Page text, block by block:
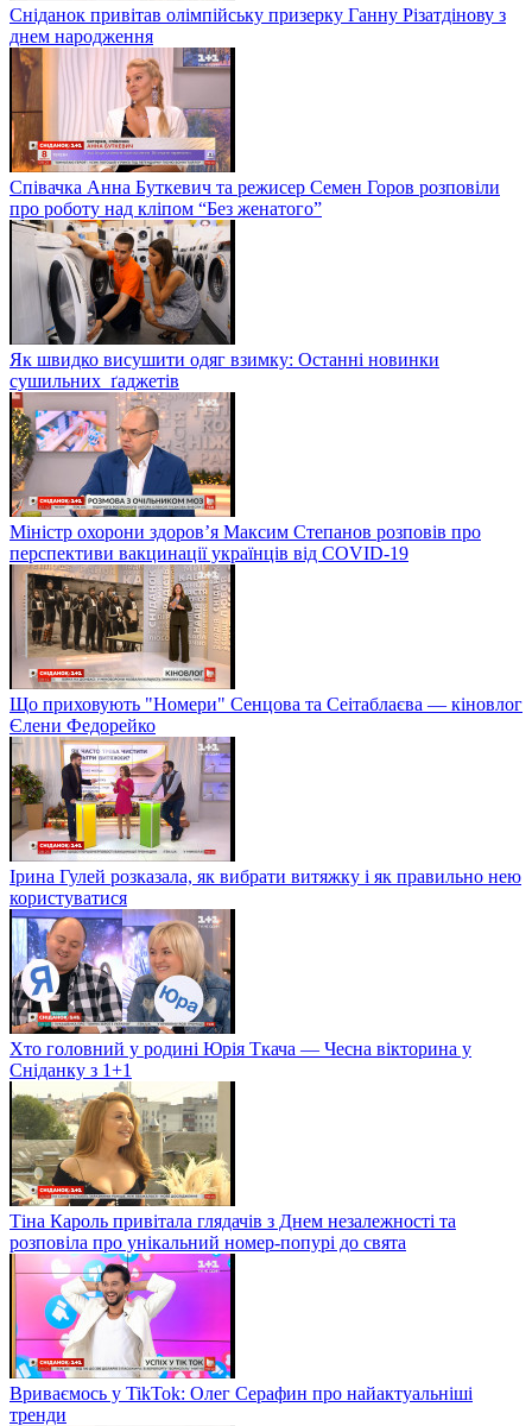
Сніданок привітав олімпійську призерку Ганну Різатдінову з
днем народження
Співачка Анна Буткевич та режисер Семен Горов розповіли
про роботу над кліпом “Без женатого”
Як швидко висушити одяг взимку: Останні новинки
сушильних ґаджетів
Міністр охорони здоров’я Максим Степанов розповів про
перспективи вакцинації українців від COVID-19
Що приховують "Номери" Сенцова та Сеітаблаєва — кіновлог
Єлени Федорейко
Ірина Гулей розказала, як вибрати витяжку і як правильно нею
користуватися
Хто головний у родині Юрія Ткача — Чесна вікторина у
Сніданку з 1+1
Тіна Кароль привітала глядачів з Днем незалежності та
розповіла про унікальний номер-попурі до свята
Вриваємось у TikTok: Олег Серафин про найактуальніші
тренди